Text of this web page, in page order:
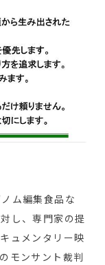
ム編集食品な
し、専門家の提
ュメンタリー映
モンサント裁判